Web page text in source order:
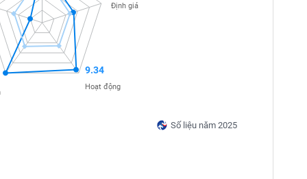
Số liệu năm 2025
Định giá
9.34
Hoạt động